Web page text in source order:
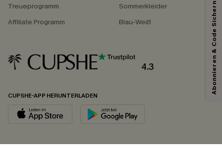
Treueprogramm
Affiliate Programm
Sommerkleider
Blau-Weiß
4.3
CUPSHE-APP HERUNTERLADEN
Abonnieren & Code Sichern